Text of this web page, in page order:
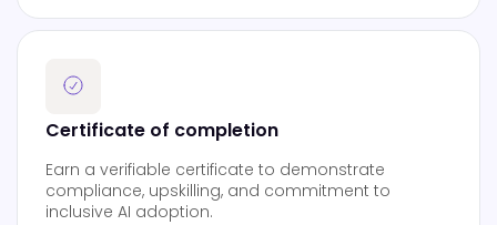
Certificate of completion
Earn a verifiable certificate to demonstrate
compliance, upskilling, and commitment to
inclusive AI adoption.